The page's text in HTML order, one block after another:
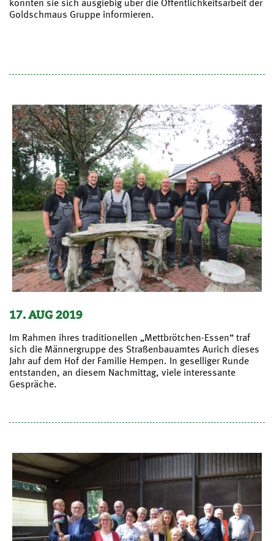
konnten sie sich ausgiebig über die Öffentlichkeitsarbeit der
Goldschmaus Gruppe informieren.
17. AUG 2019
Im Rahmen ihres traditionellen „Mettbrötchen-Essen“ traf
sich die Männergruppe des Straßenbauamtes Aurich dieses
Jahr auf dem Hof der Familie Hempen. In geselliger Runde
entstanden, an diesem Nachmittag, viele interessante
Gespräche.